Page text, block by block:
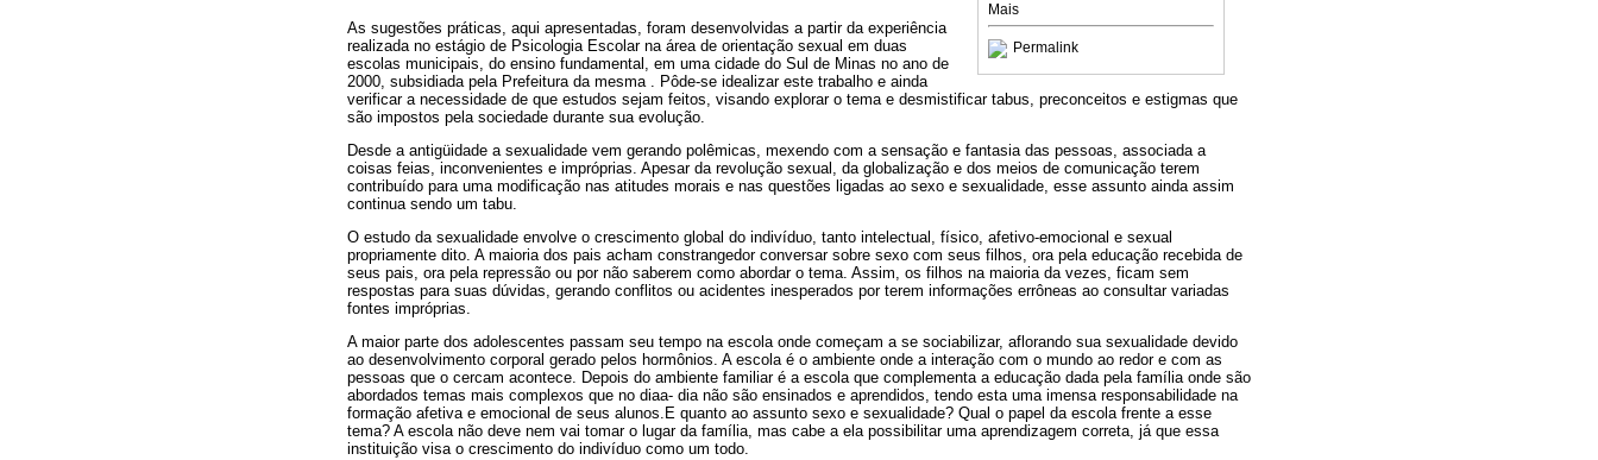
Mais
Permalink
As sugestões práticas, aqui apresentadas, foram desenvolvidas a partir da experiência
realizada no estágio de Psicologia Escolar na área de orientação sexual em duas
escolas municipais, do ensino fundamental, em uma cidade do Sul de Minas no ano de
2000, subsidiada pela Prefeitura da mesma . Pôde-se idealizar este trabalho e ainda
verificar a necessidade de que estudos sejam feitos, visando explorar o tema e desmistificar tabus, preconceitos e estigmas que
são impostos pela sociedade durante sua evolução.
Desde a antigüidade a sexualidade vem gerando polêmicas, mexendo com a sensação e fantasia das pessoas, associada a
coisas feias, inconvenientes e impróprias. Apesar da revolução sexual, da globalização e dos meios de comunicação terem
contribuído para uma modificação nas atitudes morais e nas questões ligadas ao sexo e sexualidade, esse assunto ainda assim
continua sendo um tabu.
O estudo da sexualidade envolve o crescimento global do indivíduo, tanto intelectual, físico, afetivo-emocional e sexual
propriamente dito. A maioria dos pais acham constrangedor conversar sobre sexo com seus filhos, ora pela educação recebida de
seus pais, ora pela repressão ou por não saberem como abordar o tema. Assim, os filhos na maioria da vezes, ficam sem
respostas para suas dúvidas, gerando conflitos ou acidentes inesperados por terem informações errôneas ao consultar variadas
fontes impróprias.
A maior parte dos adolescentes passam seu tempo na escola onde começam a se sociabilizar, aflorando sua sexualidade devido
ao desenvolvimento corporal gerado pelos hormônios. A escola é o ambiente onde a interação com o mundo ao redor e com as
pessoas que o cercam acontece. Depois do ambiente familiar é a escola que complementa a educação dada pela família onde são
abordados temas mais complexos que no diaa- dia não são ensinados e aprendidos, tendo esta uma imensa responsabilidade na
formação afetiva e emocional de seus alunos. E quanto ao assunto sexo e sexualidade? Qual o papel da escola frente a esse
tema? A escola não deve nem vai tomar o lugar da família, mas cabe a ela possibilitar uma aprendizagem correta, já que essa
instituição visa o crescimento do indivíduo como um todo.